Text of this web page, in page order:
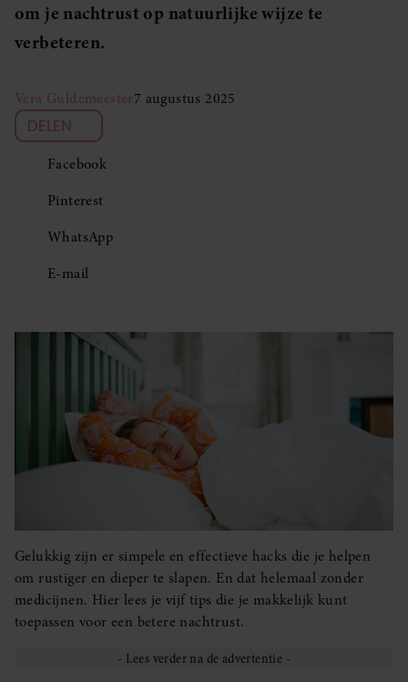
om je nachtrust op natuurlijke wijze te
verbeteren.
Vera Guldemeester7 augustus 2025
DELEN
Facebook
Pinterest
WhatsApp
E-mail
Gelukkig zijn er simpele en effectieve hacks die je helpen
om rustiger en dieper te slapen. En dat helemaal zonder
medicijnen. Hier lees je vijf tips die je makkelijk kunt
toepassen voor een betere nachtrust.